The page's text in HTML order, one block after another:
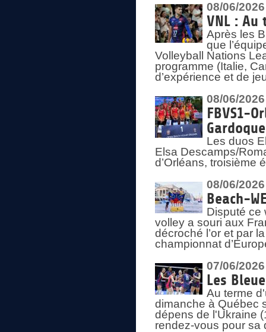
08/06/2026
VNL : Au
Après les
que
Volleyball Nations
programme (Italie,
d’expérience et de
08/06/2026
FBVS1-
Les duos
Elsa Descamps/
d’Orléans, troisième
08/06/2026
Beach-
Disputé ce
volley a souri aux
décroché l’or et par
championnat
07/06/2026
Les
Au terme
dimanche à Québec
dépens de l'Ukraine
rendez-vous pour sa